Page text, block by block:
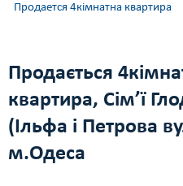
Продается 4кімнатна квартира
Продається
квартира, Сім’ї
(Ільфа і Петрова
м.Одеса